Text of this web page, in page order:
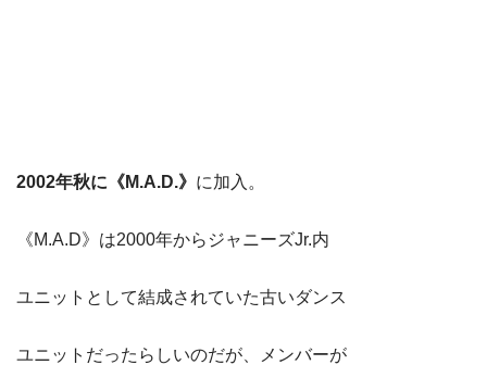
2002年秋に《M.A.D.》 に加入。
《M.A.D》は2000年からジャニーズJr.内
ユニットとして結成されていた古いダンス
ユニットだったらしいのだが、メンバーが